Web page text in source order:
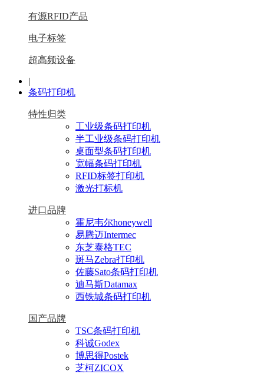
有源RFID产品
电子标签
超高频设备
|
条码打印机
特性归类
工业级条码打印机
半工业级条码打印机
桌面型条码打印机
宽幅条码打印机
RFID标签打印机
激光打标机
进口品牌
霍尼韦尔honeywell
易腾迈Intermec
东芝泰格TEC
斑马Zebra打印机
佐藤Sato条码打印机
迪马斯Datamax
西铁城条码打印机
国产品牌
TSC条码打印机
科诚Godex
博思得Postek
芝柯ZICOX